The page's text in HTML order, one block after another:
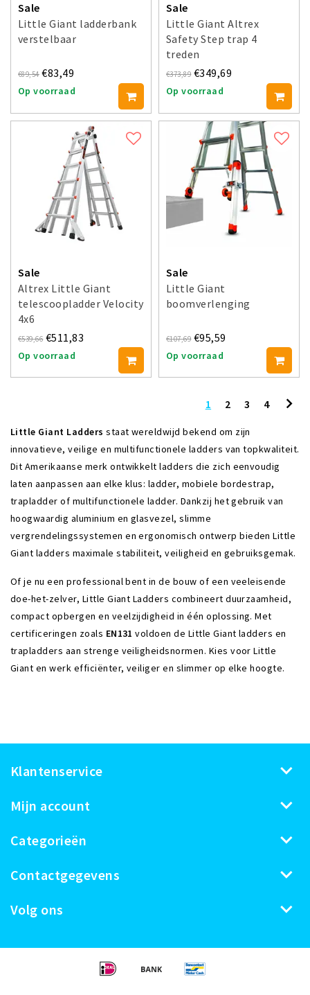
Sale
Little Giant ladderbank
verstelbaar
€89,54 €83,49
Op voorraad
Sale
Little Giant Altrex
Safety Step trap 4
treden
€373,89 €349,69
Op voorraad
Sale
Altrex Little Giant
telescoopladder Velocity
4x6
€539,66 €511,83
Op voorraad
Sale
Little Giant
boomverlenging
€107,69 €95,59
Op voorraad
1 2 3 4
Little Giant Ladders staat wereldwijd bekend om zijn
innovatieve, veilige en multifunctionele ladders van topkwaliteit.
Dit Amerikaanse merk ontwikkelt ladders die zich eenvoudig
laten aanpassen aan elke klus: ladder, mobiele bordestrap,
trapladder of multifunctionele ladder. Dankzij het gebruik van
hoogwaardig aluminium en glasvezel, slimme
vergrendelingssystemen en ergonomisch ontwerp bieden Little
Giant ladders maximale stabiliteit, veiligheid en gebruiksgemak.
Of je nu een professional bent in de bouw of een veeleisende
doe-het-zelver, Little Giant Ladders combineert duurzaamheid,
compact opbergen en veelzijdigheid in één oplossing. Met
certificeringen zoals EN131 voldoen de Little Giant ladders en
trapladders aan strenge veiligheidsnormen. Kies voor Little
Giant en werk efficiënter, veiliger en slimmer op elke hoogte.
Klantenservice
Mijn account
Categorieën
Contactgegevens
Volg ons